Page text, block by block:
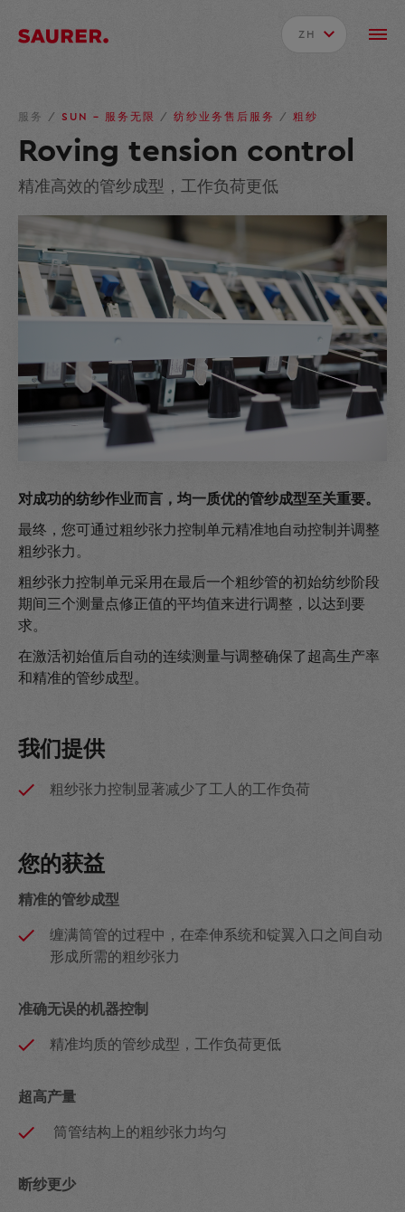
ZH
服务 / SUN – 服务无限 / 纺纱业务售后服务 / 粗纱
Roving tension control
精准高效的管纱成型，工作负荷更低
对成功的纺纱作业而言，均一质优的管纱成型至关重要。
最终，您可通过粗纱张力控制单元精准地自动控制并调整
粗纱张力。
粗纱张力控制单元采用在最后一个粗纱管的初始纺纱阶段
期间三个测量点修正值的平均值来进行调整，以达到要
求。
在激活初始值后自动的连续测量与调整确保了超高生产率
和精准的管纱成型。
我们提供
粗纱张力控制显著减少了工人的工作负荷
您的获益
精准的管纱成型
缠满筒管的过程中，在牵伸系统和锭翼入口之间自动
形成所需的粗纱张力
准确无误的机器控制
精准均质的管纱成型，工作负荷更低
超高产量
筒管结构上的粗纱张力均匀
断纱更少